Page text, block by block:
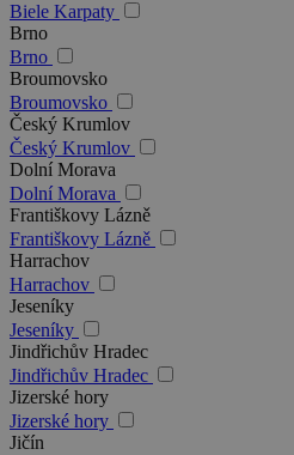
Biele Karpaty
Brno
Brno
Broumovsko
Broumovsko
Český Krumlov
Český Krumlov
Dolní Morava
Dolní Morava
Františkovy Lázně
Františkovy Lázně
Harrachov
Harrachov
Jeseníky
Jeseníky
Jindřichův Hradec
Jindřichův Hradec
Jizerské hory
Jizerské hory
Jičín